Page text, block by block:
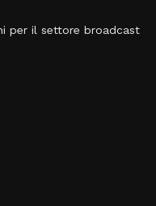
per il settore broadcast